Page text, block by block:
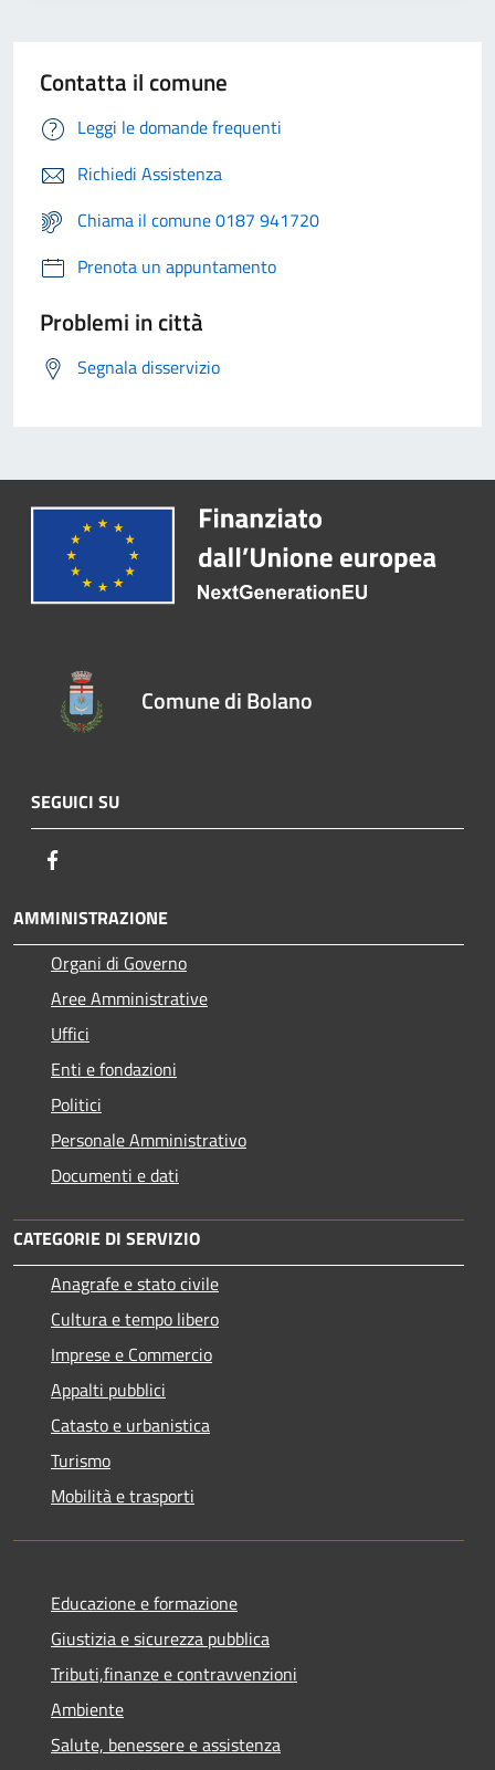
Contatta il comune
Leggi le domande frequenti
Richiedi Assistenza
Chiama il comune 0187 941720
Prenota un appuntamento
Problemi in città
Segnala disservizio
Comune di Bolano
SEGUICI SU
AMMINISTRAZIONE
Organi di Governo
Aree Amministrative
Uffici
Enti e fondazioni
Politici
Personale Amministrativo
Documenti e dati
CATEGORIE DI SERVIZIO
Anagrafe e stato civile
Cultura e tempo libero
Imprese e Commercio
Appalti pubblici
Catasto e urbanistica
Turismo
Mobilità e trasporti
Educazione e formazione
Giustizia e sicurezza pubblica
Tributi,finanze e contravvenzioni
Ambiente
Salute, benessere e assistenza